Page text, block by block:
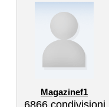
Magazinef1
6866 condivisioni